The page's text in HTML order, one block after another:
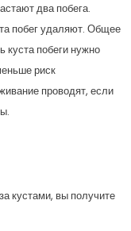
два побега.
побег удаляют. Общее
куста побеги нужно
риск
проводят, если
кустами, вы получите